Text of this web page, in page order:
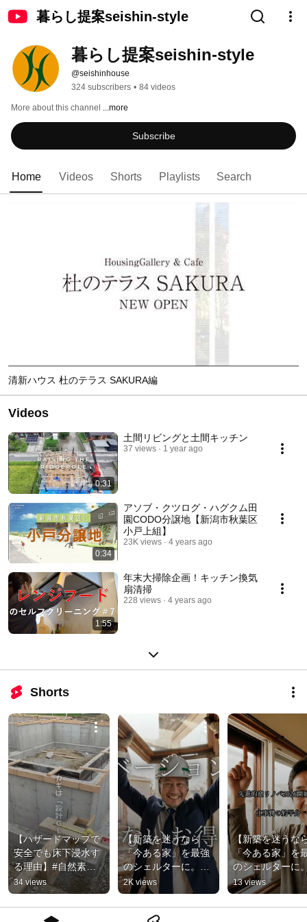
暮らし提案seishin-style
暮らし提案seishin-style
@seishinhouse
324 subscribers • 84 videos
More about this channel ...more
Subscribe
Home Videos Shorts Playlists Search
清新ハウス 杜のテラス SAKURA編
Videos
0:31
土間リビングと土間キッチン
37 views 1 year ago
0:34
アソブ・クツログ・ハグクム田
園CODO分譲地【新潟市秋葉区
小戸上組】
23K views 4 years ago
1:55
年末大掃除企画！キッチン換気
扇清掃
228 views 4 years ago
Shorts
【ハザードマップで
安全でも床下浸水す
る理由】#自然素材
の家 #住宅メンテナ
ンス #住宅リノベー
ション #住宅リフォ
34 views
【新築を迷うなら
「今ある家」を最強
のシェルターに。窓
リノベ2026開始】#
注文住宅 #自然素材
の家 #住宅メンテナ
2K views
【新築を迷うな
「今ある家」を
のシェルターに
リノベ2026開
#新潟の家 #家選
注文住宅 #新潟
13 views